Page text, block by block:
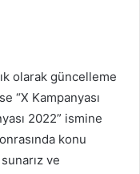
olarak güncelleme
“X Kampanyası
2022” ismine
konu
ve